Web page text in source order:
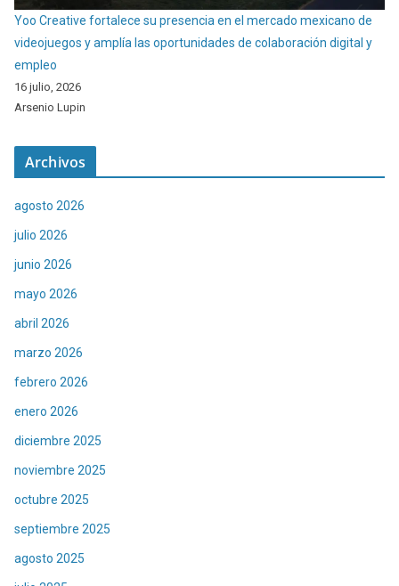
Yoo Creative fortalece su presencia en el mercado mexicano de
videojuegos y amplía las oportunidades de colaboración digital y
empleo
16 julio, 2026
Arsenio Lupin
Archivos
agosto 2026
julio 2026
junio 2026
mayo 2026
abril 2026
marzo 2026
febrero 2026
enero 2026
diciembre 2025
noviembre 2025
octubre 2025
septiembre 2025
agosto 2025